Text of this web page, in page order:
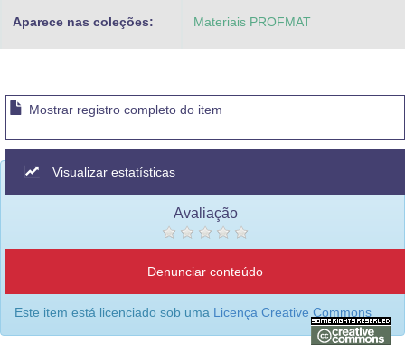
Aparece nas coleções: Materiais PROFMAT
Mostrar registro completo do item
Visualizar estatísticas
Avaliação
Denunciar conteúdo
Este item está licenciado sob uma Licença Creative Commons